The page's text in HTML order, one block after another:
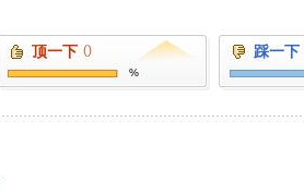
顶一下 ()
%
踩一下